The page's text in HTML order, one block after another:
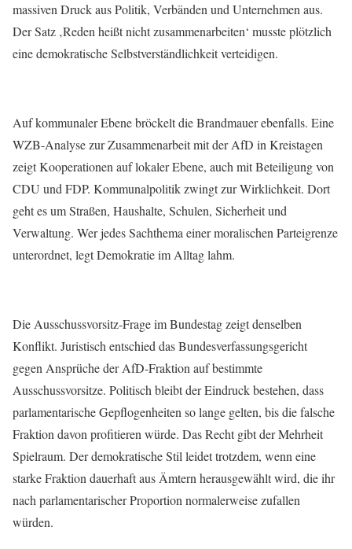
massiven Druck aus Politik, Verbänden und Unternehmen aus.
Der Satz ‚Reden heißt nicht zusammenarbeiten‘ musste plötzlich
eine demokratische Selbstverständlichkeit verteidigen.
Auf kommunaler Ebene bröckelt die Brandmauer ebenfalls. Eine
WZB-Analyse zur Zusammenarbeit mit der AfD in Kreistagen
zeigt Kooperationen auf lokaler Ebene, auch mit Beteiligung von
CDU und FDP. Kommunalpolitik zwingt zur Wirklichkeit. Dort
geht es um Straßen, Haushalte, Schulen, Sicherheit und
Verwaltung. Wer jedes Sachthema einer moralischen Parteigrenze
unterordnet, legt Demokratie im Alltag lahm.
Die Ausschussvorsitz-Frage im Bundestag zeigt denselben
Konflikt. Juristisch entschied das Bundesverfassungsgericht
gegen Ansprüche der AfD-Fraktion auf bestimmte
Ausschussvorsitze. Politisch bleibt der Eindruck bestehen, dass
parlamentarische Gepflogenheiten so lange gelten, bis die falsche
Fraktion davon profitieren würde. Das Recht gibt der Mehrheit
Spielraum. Der demokratische Stil leidet trotzdem, wenn eine
starke Fraktion dauerhaft aus Ämtern herausgewählt wird, die ihr
nach parlamentarischer Proportion normalerweise zufallen
würden.